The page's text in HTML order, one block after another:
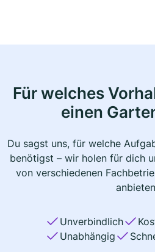
Für welches
einen
Du sagst uns, für welche
benötigst – wir holen für dich
von verschiedenen
Unverbindlich
Unabhängig